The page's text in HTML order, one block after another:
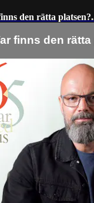
den rätta
finns den